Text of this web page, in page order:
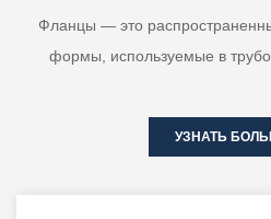
Фланцы — это
формы, используемые в
УЗНАТЬ